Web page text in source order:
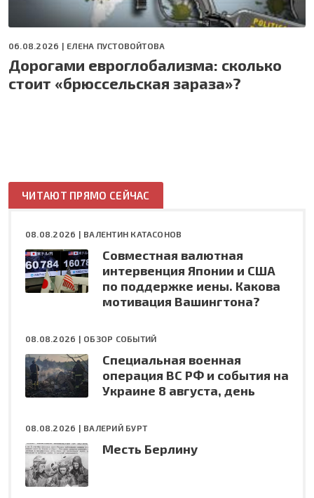
06.08.2026 | ЕЛЕНА ПУСТОВОЙТОВА
Дорогами евроглобализма: сколько
стоит «брюссельская зараза»?
ЧИТАЮТ ПРЯМО СЕЙЧАС
08.08.2026 | ВАЛЕНТИН КАТАСОНОВ
Совместная валютная
интервенция Японии и США
по поддержке иены. Какова
мотивация Вашингтона?
08.08.2026 | ОБЗОР СОБЫТИЙ
Специальная военная
операция ВС РФ и события на
Украине 8 августа, день
08.08.2026 | ВАЛЕРИЙ БУРТ
Месть Берлину